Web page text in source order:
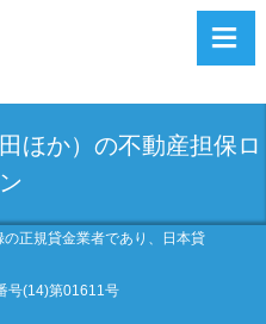
ほか）の不動産担保ロ
の正規貸金業者であり、日本貸
号(14)第01611号